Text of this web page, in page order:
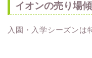
イオンの売り場
入園・入学シーズンは